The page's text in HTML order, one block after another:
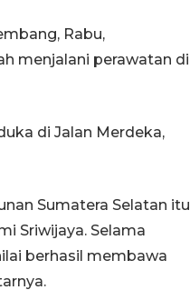
Rabu,
menjalani perawatan di
di Jalan Merdeka,
Sumatera Selatan itu
Sriwijaya. Selama
berhasil membawa